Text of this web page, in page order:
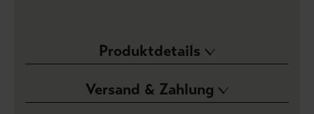
Produktdetails
Versand & Zahlung